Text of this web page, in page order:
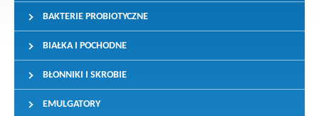
BAKTERIE PROBIOTYCZNE
BIAŁKA I POCHODNE
BŁONNIKI I SKROBIE
EMULGATORY